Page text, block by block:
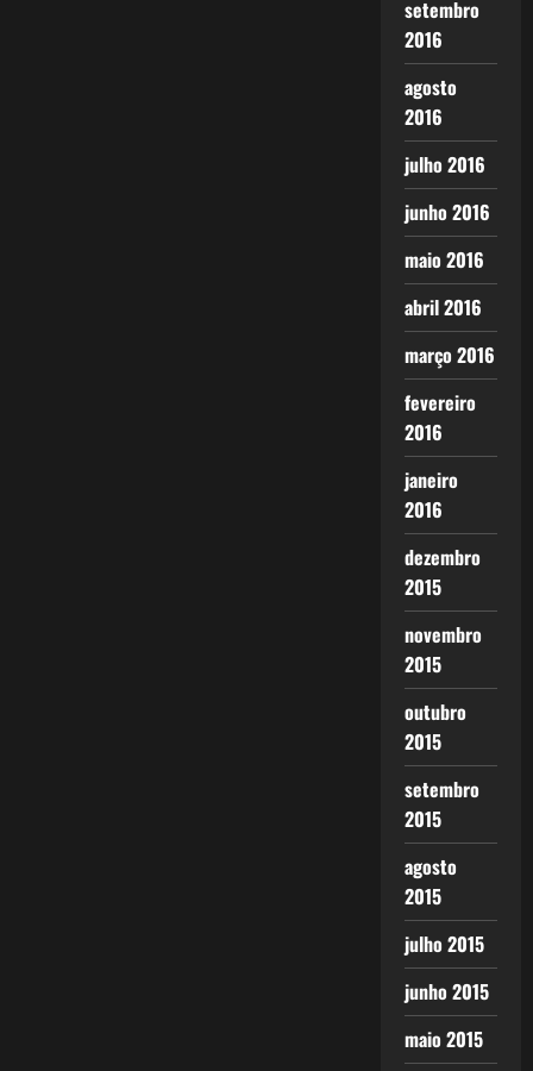
setembro
2016
agosto
2016
julho 2016
junho 2016
maio 2016
abril 2016
março 2016
fevereiro
2016
janeiro
2016
dezembro
2015
novembro
2015
outubro
2015
setembro
2015
agosto
2015
julho 2015
junho 2015
maio 2015